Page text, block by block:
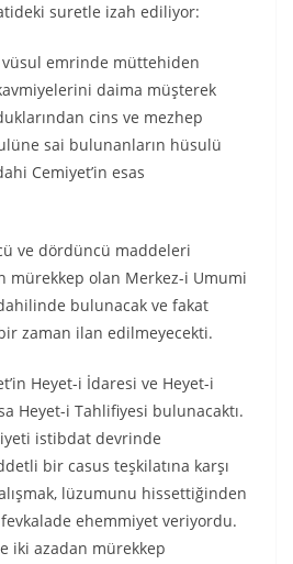
atideki suretle izah ediliyor:
vüsul emrinde müttehiden
daima müşterek
cins ve mezhep
sai bulunanların hüsulü
Cemiyet’in esas
ve dördüncü maddeleri
mürekkep olan Merkez-i Umumi
bulunacak ve fakat
zaman ilan edilmeyecekti.
Heyet-i İdaresi ve Heyet-i
Heyet-i Tahlifiyesi bulunacaktı.
istibdat devrinde
bir casus teşkilatına karşı
lüzumunu hissettiğinden
ehemmiyet veriyordu.
iki azadan mürekkep